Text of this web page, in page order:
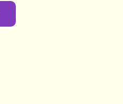
levensverhalen. Ondanks
en foute verleidingen die
zijn deze vijf dansers